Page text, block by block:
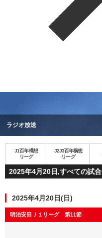
ラジオ放送
J1百年構想
リーグ
J2J3百年構想
リーグ
2025年4月20日,すべての試合
2025年4月20日(日)
明治安田Ｊ１リーグ 第11節